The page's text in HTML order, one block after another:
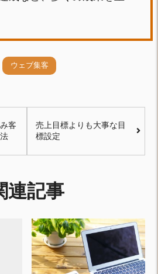
ウェブ集客
客
売上目標よりも大事な目
標設定
連記事